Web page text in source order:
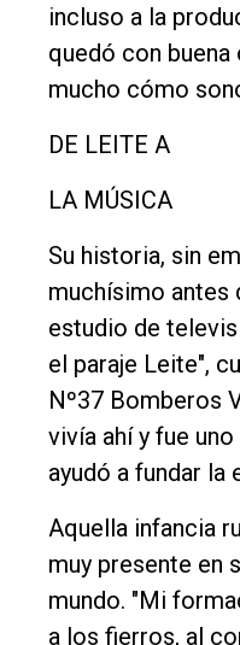
incluso a la
quedó con buena
mucho cómo
DE LEITE A
LA MÚSICA
Su historia, sin
muchísimo antes
estudio de
el paraje Leite",
Nº37 Bomberos
vivía ahí y fue
ayudó a fundar la
Aquella infancia
muy presente en
mundo. "Mi
a los fierros, al